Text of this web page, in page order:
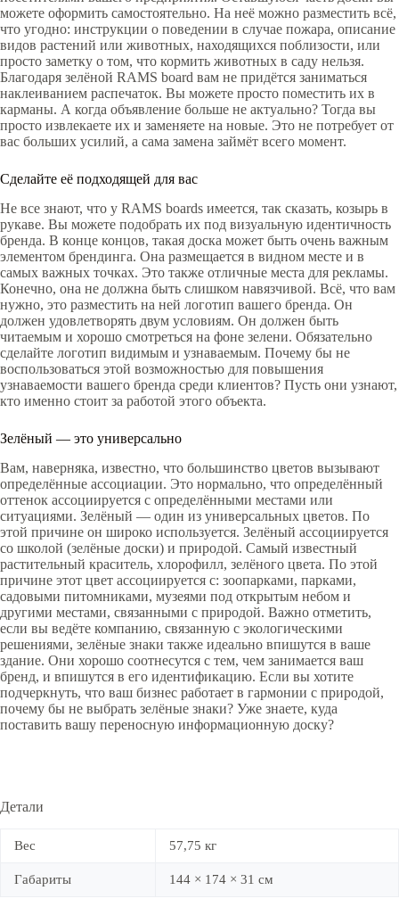
можете оформить самостоятельно. На неё можно разместить всё,
что угодно: инструкции о поведении в случае пожара, описание
видов растений или животных, находящихся поблизости, или
просто заметку о том, что кормить животных в саду нельзя.
Благодаря зелёной RAMS board вам не придётся заниматься
наклеиванием распечаток. Вы можете просто поместить их в
карманы. А когда объявление больше не актуально? Тогда вы
просто извлекаете их и заменяете на новые. Это не потребует от
вас больших усилий, а сама замена займёт всего момент.
Сделайте её подходящей для вас
Не все знают, что у RAMS boards имеется, так сказать, козырь в
рукаве. Вы можете подобрать их под визуальную идентичность
бренда. В конце концов, такая доска может быть очень важным
элементом брендинга. Она размещается в видном месте и в
самых важных точках. Это также отличные места для рекламы.
Конечно, она не должна быть слишком навязчивой. Всё, что вам
нужно, это разместить на ней логотип вашего бренда. Он
должен удовлетворять двум условиям. Он должен быть
читаемым и хорошо смотреться на фоне зелени. Обязательно
сделайте логотип видимым и узнаваемым. Почему бы не
воспользоваться этой возможностью для повышения
узнаваемости вашего бренда среди клиентов? Пусть они узнают,
кто именно стоит за работой этого объекта.
Зелёный — это универсально
Вам, наверняка, известно, что большинство цветов вызывают
определённые ассоциации. Это нормально, что определённый
оттенок ассоциируется с определёнными местами или
ситуациями. Зелёный — один из универсальных цветов. По
этой причине он широко используется. Зелёный ассоциируется
со школой (зелёные доски) и природой. Самый известный
растительный краситель, хлорофилл, зелёного цвета. По этой
причине этот цвет ассоциируется с: зоопарками, парками,
садовыми питомниками, музеями под открытым небом и
другими местами, связанными с природой. Важно отметить,
если вы ведёте компанию, связанную с экологическими
решениями, зелёные знаки также идеально впишутся в ваше
здание. Они хорошо соотнесутся с тем, чем занимается ваш
бренд, и впишутся в его идентификацию. Если вы хотите
подчеркнуть, что ваш бизнес работает в гармонии с природой,
почему бы не выбрать зелёные знаки? Уже знаете, куда
поставить вашу переносную информационную доску?
Детали
Вес 57,75 кг
Габариты 144 × 174 × 31 см